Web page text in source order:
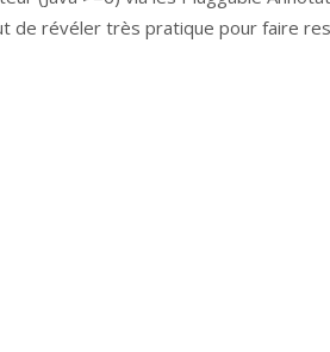
de révéler très pratique pour faire